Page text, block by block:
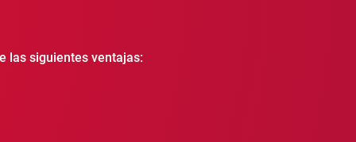
las siguientes ventajas: